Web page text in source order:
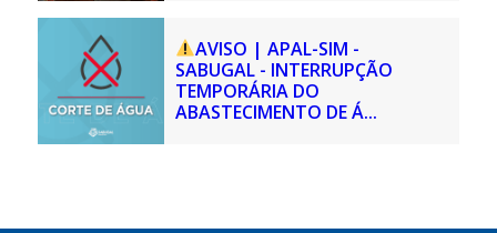
AVISO | APAL-SIM -
SABUGAL - INTERRUPÇÃO
TEMPORÁRIA DO
ABASTECIMENTO DE Á...